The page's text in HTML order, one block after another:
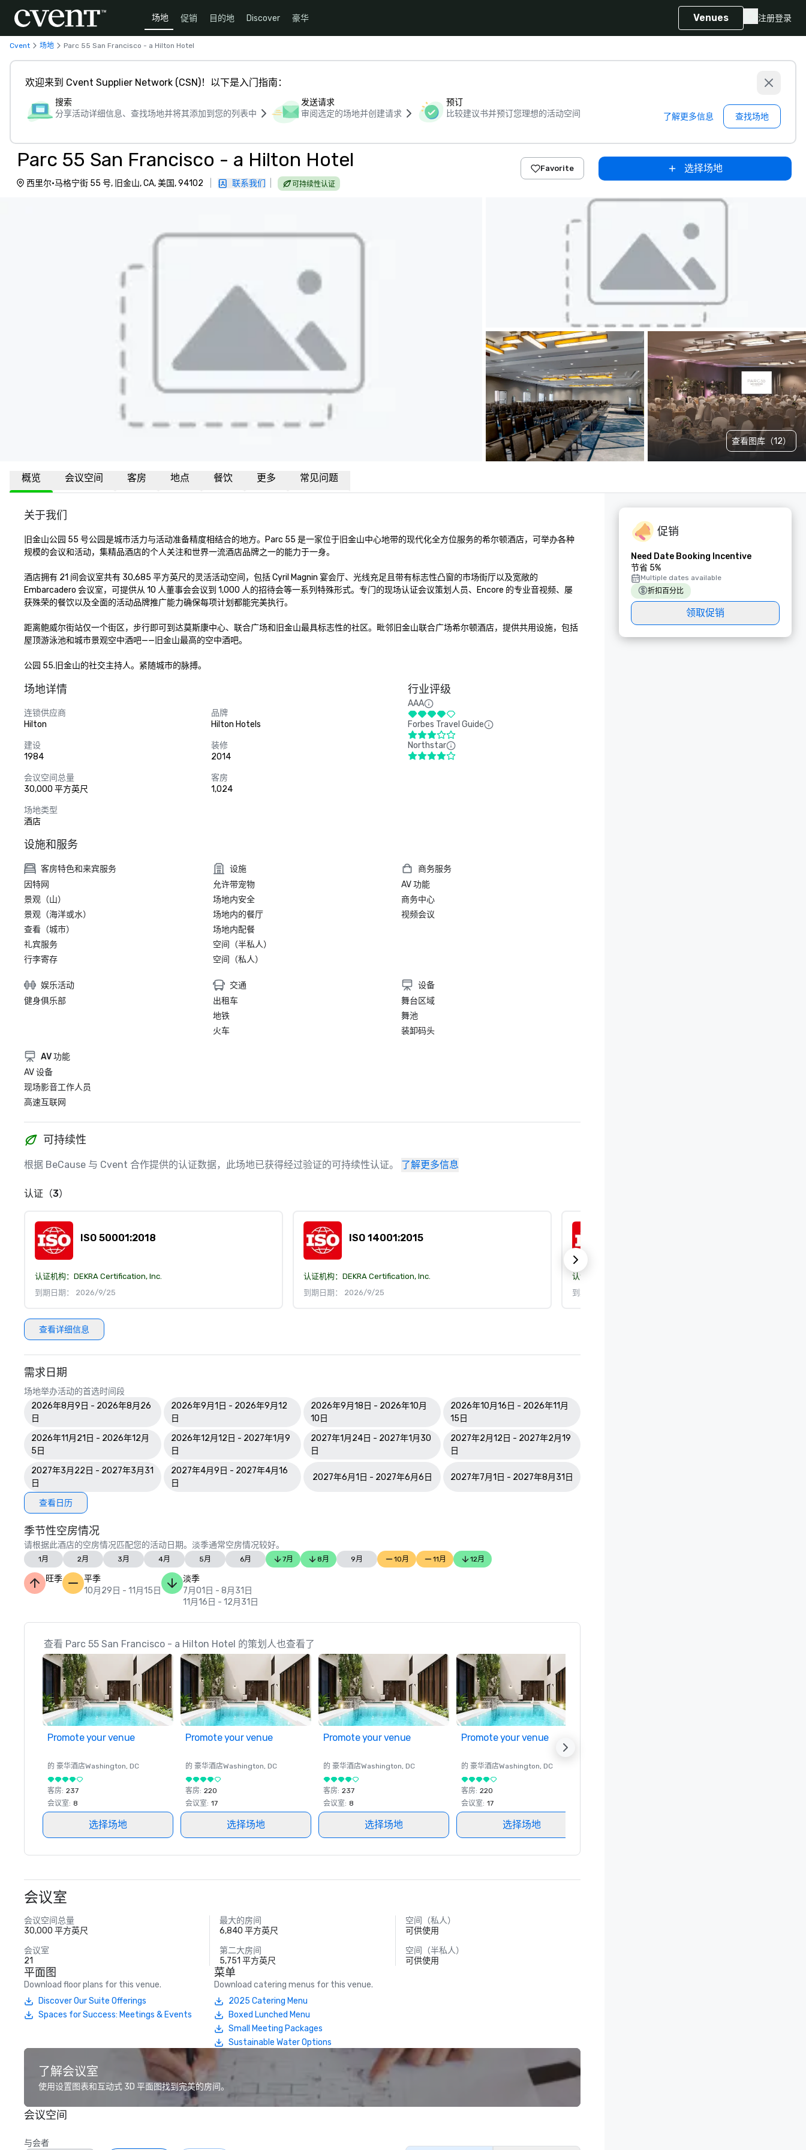
场地 促销 目的地 Discover 豪华 Venues 注册登录
Cvent 场地 Parc 55 San Francisco - a Hilton Hotel
欢迎来到 Cvent Supplier Network (CSN)！以下是入门指南：
搜索
分享活动详细信息、查找场地并将其添加到您的列表中
发送请求
审阅选定的场地并创建请求
预订
比较建议书并预订您理想的活动空间
了解更多信息 查找场地
Parc 55 San Francisco - a Hilton Hotel
西里尔·马格宁街 55 号, 旧金山, CA, 美国, 94102 联系我们 可持续性认证
Favorite 选择场地
查看图库（12）
概览 会议空间 客房 地点 餐饮 更多 常见问题
关于我们
旧金山公园 55 号公园是城市活力与活动准备精度相结合的地方。Parc 55 是一家位于旧金山中心地带的现代化全方位服务的希尔顿酒店，可举办各种
规模的会议和活动，集精品酒店的个人关注和世界一流酒店品牌之一的能力于一身。
酒店拥有 21 间会议室共有 30,685 平方英尺的灵活活动空间，包括 Cyril Magnin 宴会厅、光线充足且带有标志性凸窗的市场街厅以及宽敞的
Embarcadero 会议室，可提供从 10 人董事会会议到 1,000 人的招待会等一系列特殊形式。专门的现场认证会议策划人员、Encore 的专业音视频、屡
获殊荣的餐饮以及全面的活动品牌推广能力确保每项计划都能完美执行。
距离鲍威尔街站仅一个街区，步行即可到达莫斯康中心、联合广场和旧金山最具标志性的社区。毗邻旧金山联合广场希尔顿酒店，提供共用设施，包括
屋顶游泳池和城市景观空中酒吧——旧金山最高的空中酒吧。
公园 55.旧金山的社交主持人。紧随城市的脉搏。
场地详情
连锁供应商
Hilton
品牌
Hilton Hotels
建设
1984
装修
2014
会议空间总量
30,000 平方英尺
客房
1,024
场地类型
酒店
行业评级
AAA
Forbes Travel Guide
Northstar
设施和服务
客房特色和来宾服务
因特网
景观（山）
景观（海洋或水）
查看（城市）
礼宾服务
行李寄存
设施
允许带宠物
场地内安全
场地内的餐厅
场地内配餐
空间（半私人）
空间（私人）
商务服务
AV 功能
商务中心
视频会议
娱乐活动
健身俱乐部
交通
出租车
地铁
火车
设备
舞台区域
舞池
装卸码头
AV 功能
AV 设备
现场影音工作人员
高速互联网
可持续性
根据 BeCause 与 Cvent 合作提供的认证数据，此场地已获得经过验证的可持续性认证。 了解更多信息
认证（3）
ISO 50001:2018
认证机构： DEKRA Certification, Inc.
到期日期： 2026/9/25
ISO 14001:2015
认证机构： DEKRA Certification, Inc.
到期日期： 2026/9/25
认证机构：
到期日期： 2026/9/25
查看详细信息
需求日期
场地举办活动的首选时间段
2026年8月9日 - 2026年8月26
日
2026年9月1日 - 2026年9月12
日
2026年9月18日 - 2026年10月
10日
2026年10月16日 - 2026年11月
15日
2026年11月21日 - 2026年12月
5日
2026年12月12日 - 2027年1月9
日
2027年1月24日 - 2027年1月30
日
2027年2月12日 - 2027年2月19
日
2027年3月22日 - 2027年3月31
日
2027年4月9日 - 2027年4月16
日
2027年6月1日 - 2027年6月6日 2027年7月1日 - 2027年8月31日
查看日历
季节性空房情况
请根据此酒店的空房情况匹配您的活动日期。淡季通常空房情况较好。
1月 2月 3月 4月 5月 6月 7月 8月 9月 10月 11月 12月
旺季
平季
10月29日 - 11月15日
淡季
7月01日 - 8月31日
11月16日 - 12月31日
查看 Parc 55 San Francisco - a Hilton Hotel 的策划人也查看了
Promote your venue
的 豪华酒店Washington, DC
客房: 237
会议室: 8
选择场地
Promote your venue
的 豪华酒店Washington, DC
客房: 220
会议室: 17
选择场地
Promote your venue
的 豪华酒店Washington, DC
客房: 237
会议室: 8
选择场地
Promote your venue
的 豪华酒店Washington, DC
客房: 220
会议室: 17
选择场地
会议室
会议空间总量
30,000 平方英尺
最大的房间
6,840 平方英尺
空间（私人）
可供使用
会议室
21
第二大房间
5,751 平方英尺
空间（半私人）
可供使用
平面图
Download floor plans for this venue.
Discover Our Suite Offerings
Spaces for Success: Meetings & Events
菜单
Download catering menus for this venue.
2025 Catering Menu
Boxed Lunched Menu
Small Meeting Packages
Sustainable Water Options
了解会议室
使用设置图表和互动式 3D 平面图找到完美的房间。
会议空间
与会者
促销
Need Date Booking Incentive
节省 5%
Multiple dates available
折扣百分比
领取促销